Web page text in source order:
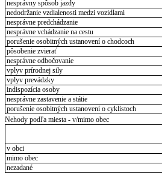
nesprávny spôsob jazdy
nedodržanie vzdialenosti medzi vozidlami
nesprávne predchádzanie
nesprávne vchádzanie na cestu
porušenie osobitných ustanovení o chodcoch
pôsobenie zvierať
nesprávne odbočovanie
vplyv prírodnej sily
vplyv prevádzky
indispozícia osoby
nesprávne zastavenie a státie
porušenie osobitných ustanovení o cyklistoch
Nehody podľa miesta - v/mimo obec
v obci
mimo obec
nezadané